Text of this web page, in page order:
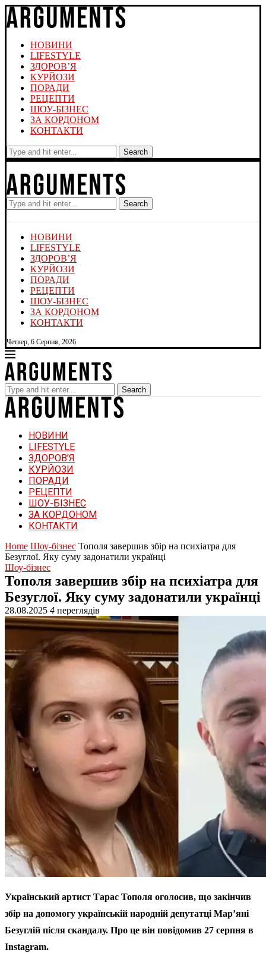
НОВИНИ
LIFESTYLE
ЗДОРОВ’Я
КУРЙОЗИ
ПОРАДИ
РЕЦЕПТИ
ШОУ-БІЗНЕС
ЗА КОРДОНОМ
КОНТАКТИ
Search
Search
НОВИНИ
LIFESTYLE
ЗДОРОВ’Я
КУРЙОЗИ
ПОРАДИ
РЕЦЕПТИ
ШОУ-БІЗНЕС
ЗА КОРДОНОМ
КОНТАКТИ
Четвер, 6 Серпня, 2026
Search
НОВИНИ
LIFESTYLE
ЗДОРОВ’Я
КУРЙОЗИ
ПОРАДИ
РЕЦЕПТИ
ШОУ-БІЗНЕС
ЗА КОРДОНОМ
КОНТАКТИ
Home Шоу-бізнес Тополя завершив збір на психіатра для
Безуглої. Яку суму задонатили українці
Шоу-бізнес
Тополя завершив збір на психіатра для
Безуглої. Яку суму задонатили українці
28.08.2025 4 переглядів
Український артист Тарас Тополя оголосив, що закінчив
збір на допомогу українській народній депутатці Мар’яні
Безуглій після скандалу. Про це він повідомив 27 серпня в
Instagram.